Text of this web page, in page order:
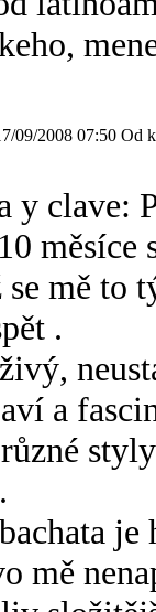
09/2008 07:50 Od
y clave:
měsíce
mě to
.
a
je
mě